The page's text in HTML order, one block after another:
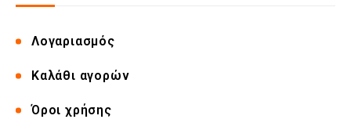
Λογαριασμός
Καλάθι αγορών
Όροι χρήσης